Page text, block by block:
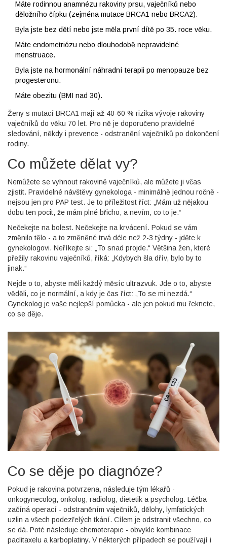
Máte rodinnou anamnézu rakoviny prsu, vaječníků nebo
děložního čípku (zejména mutace BRCA1 nebo BRCA2).
Byla jste bez dětí nebo jste měla první dítě po 35. roce věku.
Máte endometriózu nebo dlouhodobě nepravidelné
menstruace.
Byla jste na hormonální náhradní terapii po menopauze bez
progesteronu.
Máte obezitu (BMI nad 30).
Ženy s mutací BRCA1 mají až 40-60 % rizika vývoje rakoviny
vaječníků do věku 70 let. Pro ně je doporučeno pravidelné
sledování, někdy i prevence - odstranění vaječníků po dokončení
rodiny.
Co můžete dělat vy?
Nemůžete se vyhnout rakovině vaječníků, ale můžete ji včas
zjistit. Pravidelné návštěvy gynekologa - minimálně jednou ročně -
nejsou jen pro PAP test. Je to příležitost říct: „Mám už nějakou
dobu ten pocit, že mám plné břicho, a nevím, co to je.“
Nečekejte na bolest. Nečekejte na krvácení. Pokud se vám
změnilo tělo - a to změněné trvá déle než 2-3 týdny - jděte k
gynekologovi. Neříkejte si: „To snad projde.“ Většina žen, které
přežily rakovinu vaječníků, říká: „Kdybych šla dřív, bylo by to
jinak.“
Nejde o to, abyste měli každý měsíc ultrazvuk. Jde o to, abyste
věděli, co je normální, a kdy je čas říct: „To se mi nezdá.“
Gynekolog je vaše nejlepší pomůcka - ale jen pokud mu řeknete,
co se děje.
Co se děje po diagnóze?
Pokud je rakovina potvrzena, následuje tým lékařů -
onkogynecolog, onkolog, radiolog, dietetik a psycholog. Léčba
začíná operací - odstraněním vaječníků, dělohy, lymfatických
uzlin a všech podezřelých tkání. Cílem je odstranit všechno, co
se dá. Poté následuje chemoterapie - obvykle kombinace
paclitaxelu a karboplatiny. V některých případech se používají i